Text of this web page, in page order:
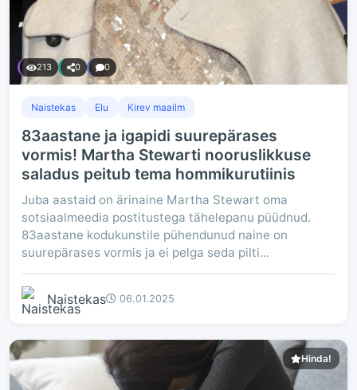
213 0 0
Naistekas Elu Kirev maailm
83aastane ja igapidi suurepärases
vormis! Martha Stewarti nooruslikkuse
saladus peitub tema hommikurutiinis
Juba aastaid on ärinaine Martha Stewart oma
sotsiaalmeedia postitustega tähelepanu püüdnud.
83aastane kodukunstile pühendunud naine on
suurepärases vormis ja ei pelga seda pilti...
Naistekas 06.01.2025
Hinda!